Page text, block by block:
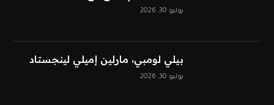
يوليو 30, 2026
بيلي لومبي، مارلين إميلي لينجستاد
يوليو 30, 2026